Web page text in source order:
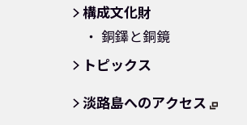
構成文化財
銅鐸と銅鏡
トピックス
淡路島へのアクセス